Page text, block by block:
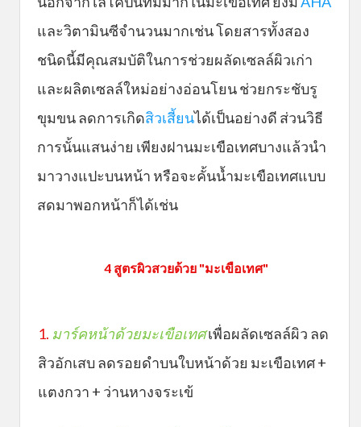
และวิตามินซีจำนวนมากเช่น โดยสารทั้งสอง
ชนิดนี้มีคุณสมบัติในการช่วยผลัดเซลล์ผิวเก่า
และผลิตเซลล์ใหม่อย่างอ่อนโยน ช่วยกระชับรู
ขุมขน ลดการเกิดสิวเสี้ยนได้เป็นอย่างดี ส่วนวิธี
การนั้นแสนง่าย เพียงฝานมะเขือเทศบางแล้วนำ
มาวางแปะบนหน้า หรือจะคั้นน้ำมะเขือเทศแบบ
สดมาพอกหน้าก็ได้เช่น
4 สูตรผิวสวยด้วย "มะเขือเทศ"
1. มาร์คหน้าด้วยมะเขือเทศเพื่อผลัดเซลล์ผิว ลด
สิวอักเสบ ลดรอยดำบนใบหน้าด้วย มะเขือเทศ +
แตงกวา + ว่านหางจระเข้